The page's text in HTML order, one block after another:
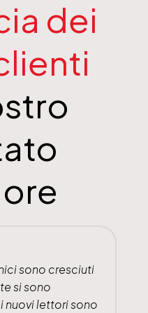
dei
sono cresciuti
si sono
nuovi lettori sono